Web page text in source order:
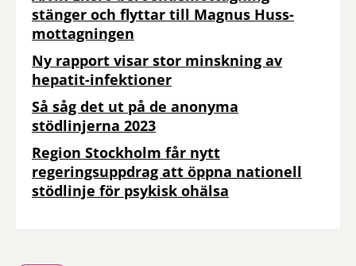
stänger och flyttar till Magnus Huss-
mottagningen
Ny rapport visar stor minskning av
hepatit-infektioner
Så såg det ut på de anonyma
stödlinjerna 2023
Region Stockholm får nytt
regeringsuppdrag att öppna nationell
stödlinje för psykisk ohälsa